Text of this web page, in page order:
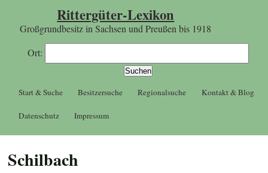
Rittergüter-Lexikon
Großgrundbesitz in Sachsen und Preußen bis 1918
Ort:
Start & Suche Besitzersuche Regionalsuche Kontakt & Blog
Datenschutz Impressum
Schilbach